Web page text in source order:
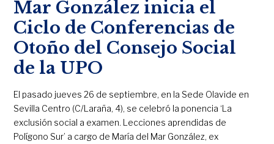
Mar González inicia el
Ciclo de Conferencias de
Otoño del Consejo Social
de la UPO
El pasado jueves 26 de septiembre, en la Sede Olavide en
Sevilla Centro (C/Laraña, 4), se celebró la ponencia ‘La
exclusión social a examen. Lecciones aprendidas de
Polígono Sur’ a cargo de María del Mar González, ex